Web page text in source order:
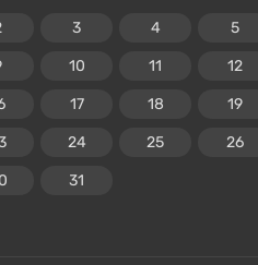
3 4 5
10 11 12
17 18 19
24 25 26
31